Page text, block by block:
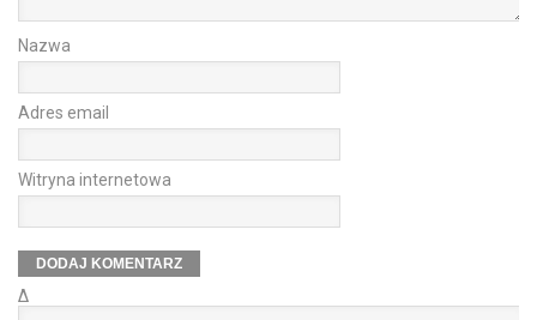
Nazwa
Adres email
Witryna internetowa
Δ